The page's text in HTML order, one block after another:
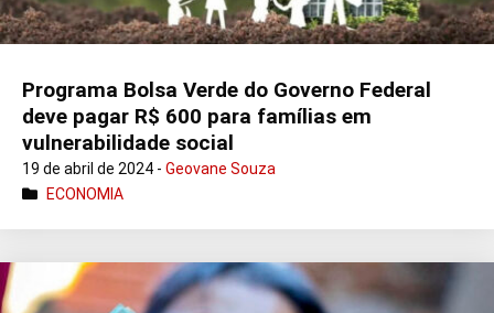
Programa Bolsa Verde do Governo Federal
deve pagar R$ 600 para famílias em
vulnerabilidade social
19 de abril de 2024 - Geovane Souza
ECONOMIA